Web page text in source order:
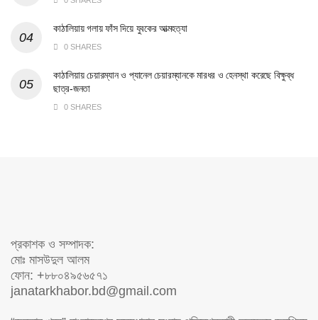
কাঠালিয়ায় গলায় ফাঁস দিয়ে যুবকের আত্মহত্যা
0 SHARES
কাঠালিয়ায় চেয়ারম্যান ও প্যানেল চেয়ারম্যানকে মারধর ও হেনস্থা করেছে বিক্ষুব্ধ
ছাত্র-জনতা
0 SHARES
প্রকাশক ও সম্পাদক:
মোঃ মাসউদুল আলম
ফোন: +৮৮০৪৯৫৬৫৭১
janatarkhabor.bd@gmail.com